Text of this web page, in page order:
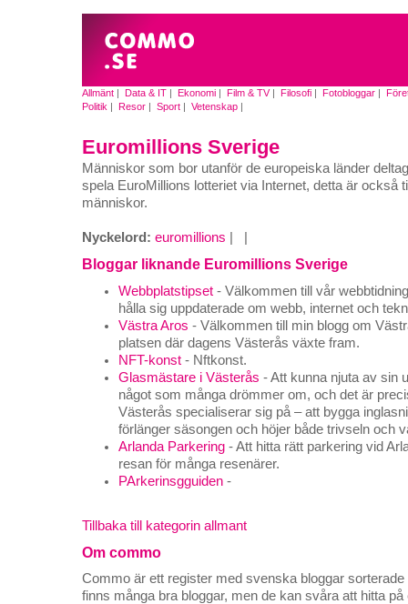
Allmänt | Data & IT | Ekonomi | Film & TV| Filosofi | Fotobloggar |
Politik | Resor | Sport | Vetenskap |
Euromillions Sverige
Människor som bor utanför de europeiska länder
spela EuroMillions lotteriet via Internet, detta är också
människor.
Nyckelord: euromillions
Bloggar liknande Euromillions Sverige
Webbplatstipset - Välkommen till vår
hålla sig uppdaterade om webb, internet och
Västra Aros - Välkommen till min blogg om
platsen där dagens Västerås växte fram.
NFT-konst - Nftkonst.
Glasmästare i Västerås - Att kunna njuta av sin
något som många drömmer om, och det är
Västerås specialiserar sig på – att bygga
förlänger säsongen och höjer både trivseln och
Arlanda Parkering - Att hitta rätt parkering vid
resan för många resenärer.
PArkerinsgguiden -
Tillbaka till kategorin allmant
Om commo
Commo är ett register med svenska bloggar sorterade
finns många bra bloggar, men de kan svåra att hitta